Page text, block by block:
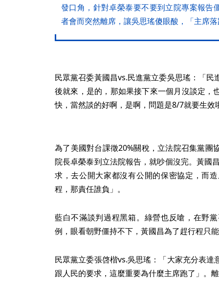
發口角，針對卓榮泰要不要到立院專案報告
者會而突然離席，讓吳思瑤傻眼酸，「主席
民眾黨召委黃國昌vs.民進黨立委吳思瑤：「
後就來，是的，那如果接下來一個月沒談定，
快，當然談的好啊，是啊，問題是8/7就要生效
為了美國對台課徵20%關稅，立法院召集黨團
院長卓榮泰到立法院報告，就吵個沒完。黃國
求，去公開大家都沒有公開的保密協定，而
程，那責任誰負」。
藍白不滿談判過程黑箱。綠營也反嗆，在野
例，眼看朝野僵持不下，黃國昌為了趕行程只
民眾黨立委張啓楷vs.吳思瑤：「大家充分表
跟人民的要求，這麼重要為什麼主席跑了」。